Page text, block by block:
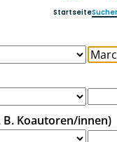
Startseite
B. Koautoren/innen)